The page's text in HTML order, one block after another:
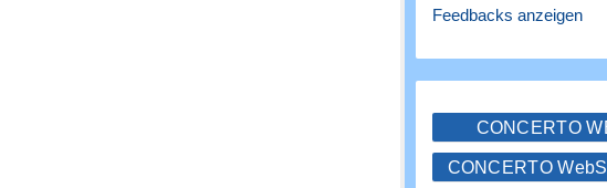
Feedbacks anzeigen
CONCERTO
CONCERTO